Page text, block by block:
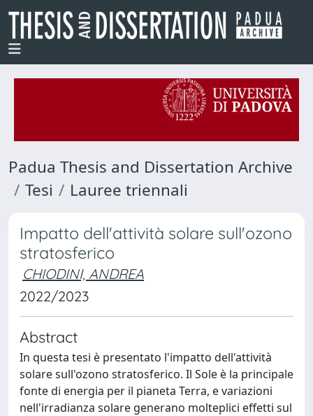
Padua Thesis and Dissertation Archive
Tesi
Lauree triennali
Impatto dell'attività solare sull'ozono
stratosferico
CHIODINI, ANDREA
2022/2023
Abstract
In questa tesi è presentato l'impatto dell'attività
solare sull'ozono stratosferico. Il Sole è la principale
fonte di energia per il pianeta Terra, e variazioni
nell'irradianza solare generano molteplici effetti sul